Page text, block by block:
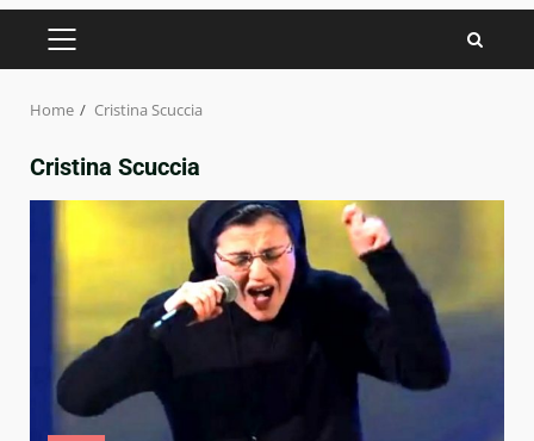
PRIMARY
Home Cristina Scuccia
Cristina Scuccia